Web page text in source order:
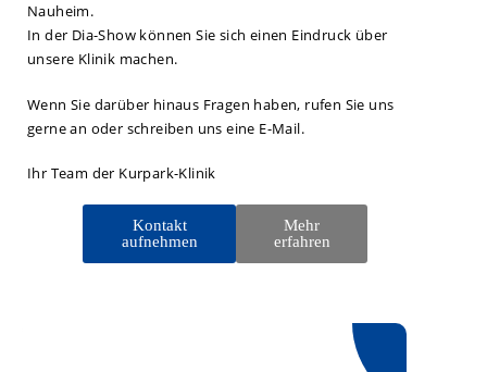
Nauheim.
In der Dia-Show können Sie sich einen Eindruck über
unsere Klinik machen.
Wenn Sie darüber hinaus Fragen haben, rufen Sie uns
gerne an oder schreiben uns eine E-Mail.
Ihr Team der Kurpark-Klinik
Kontakt
aufnehmen
Mehr
erfahren